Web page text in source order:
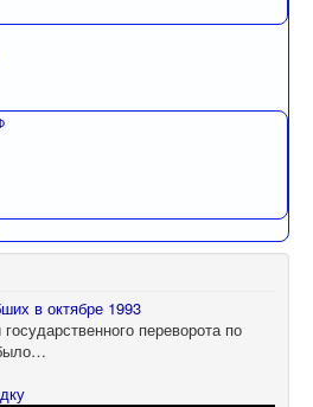
в октябре 1993
переворота по